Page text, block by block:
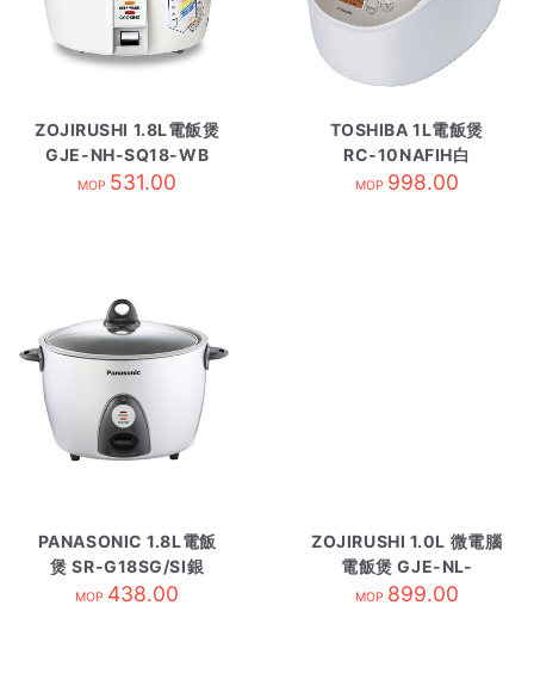
ZOJIRUSHI 1.8L電飯煲
GJE-NH-SQ18-WB
MOP 531.00
TOSHIBA 1L電飯煲
RC-10NAFIH白
MOP 998.00
PANASONIC 1.8L電飯
煲 SR-G18SG/SI銀
MOP 438.00
ZOJIRUSHI 1.0L 微電腦
電飯煲 GJE-NL-
EAQ10-WA白
MOP 899.00